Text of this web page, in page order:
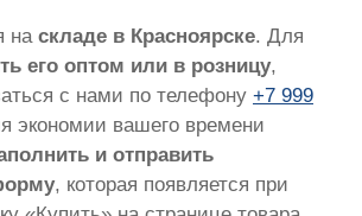
на складе в Красноярске. Для
его оптом или в розницу,
с нами по телефону +7 999
экономии вашего времени
и отправить
, которая появляется при